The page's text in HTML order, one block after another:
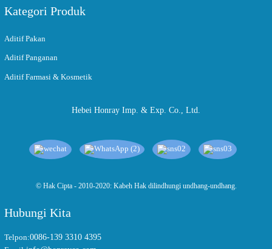
Kategori Produk
Aditif Pakan
Aditif Panganan
Aditif Farmasi & Kosmetik
Hebei Honray Imp. & Exp. Co., Ltd.
© Hak Cipta - 2010-2020: Kabeh Hak dilindhungi undhang-undhang.
Hubungi Kita
Telpon:0086-139 3310 4395